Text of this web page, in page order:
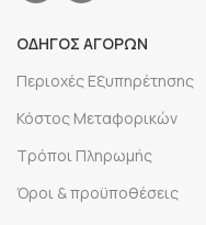
ΟΔΗΓΟΣ ΑΓΟΡΩΝ
Περιοχές Εξυπηρέτησης
Κόστος Μεταφορικών
Τρόποι Πληρωμής
Όροι & προϋποθέσεις